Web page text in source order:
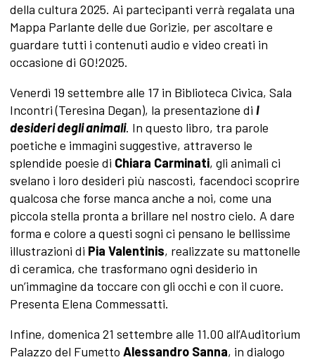
della cultura 2025. Ai partecipanti verrà regalata una
Mappa Parlante delle due Gorizie, per ascoltare e
guardare tutti i contenuti audio e video creati in
occasione di GO!2025.
Venerdì 19 settembre alle 17 in Biblioteca Civica, Sala
Incontri (Teresina Degan), la presentazione di I
desideri degli animali. In questo libro, tra parole
poetiche e immagini suggestive, attraverso le
splendide poesie di Chiara Carminati, gli animali ci
svelano i loro desideri più nascosti, facendoci scoprire
qualcosa che forse manca anche a noi, come una
piccola stella pronta a brillare nel nostro cielo. A dare
forma e colore a questi sogni ci pensano le bellissime
illustrazioni di Pia Valentinis, realizzate su mattonelle
di ceramica, che trasformano ogni desiderio in
un’immagine da toccare con gli occhi e con il cuore.
Presenta Elena Commessatti.
Infine, domenica 21 settembre alle 11.00 all’Auditorium
Palazzo del Fumetto Alessandro Sanna, in dialogo